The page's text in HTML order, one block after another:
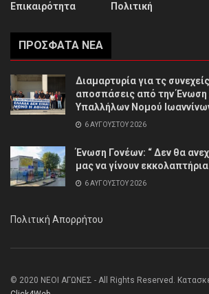
Επικαιρότητα
Πολιτική
ΠΡΌΣΦΑΤΑ ΝΈΑ
Διαμαρτυρία για τς
αποσπάσεις από την Ένωση
Υπαλλήλων Νομού
6 ΑΥΓΟΎΣΤΟΥ 2026
Ένωση Γονέων: “ Δεν θα
μας να γίνουν
6 ΑΥΓΟΎΣΤΟΥ 2026
Πολιτική Απορρήτου
© 2020 ΝΕΟΙ ΑΓΩΝΕΣ - All Rights Reserved.